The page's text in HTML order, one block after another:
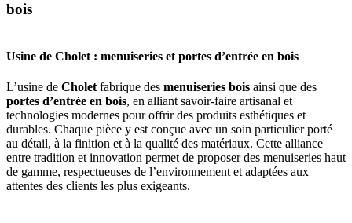
bois
Usine de Cholet : menuiseries et portes d’entrée en bois
L’usine de Choletfabrique des menuiseries bois ainsi que des
portes d’entrée en bois, en alliant savoir-faire artisanal et
technologies modernes pour offrir des produits esthétiques et
durables. Chaque pièce y est conçue avec un soin particulier porté
au détail, à la finition et à la qualité des matériaux. Cette alliance
entre tradition et innovation permet de proposer des menuiseries haut
de gamme, respectueuses de l’environnement et adaptées aux
attentes des clients les plus exigeants.